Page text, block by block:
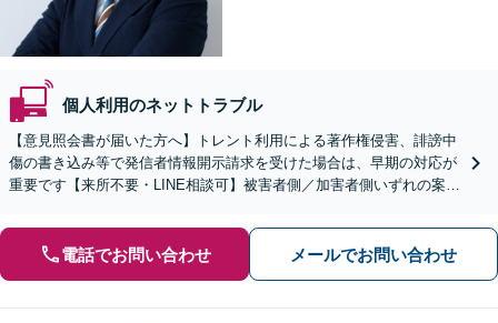
個人利用のネットトラブル
【意見照会書が届いた方へ】トレント利用による著作権侵害、誹謗中
傷の書き込み等で発信者情報開示請求を受けた場合は、早期の対応が
重要です【来所不要・LINE相談可】被害者側／加害者側いずれの案件
電話でお問い合わせ メールでお問い合わせ